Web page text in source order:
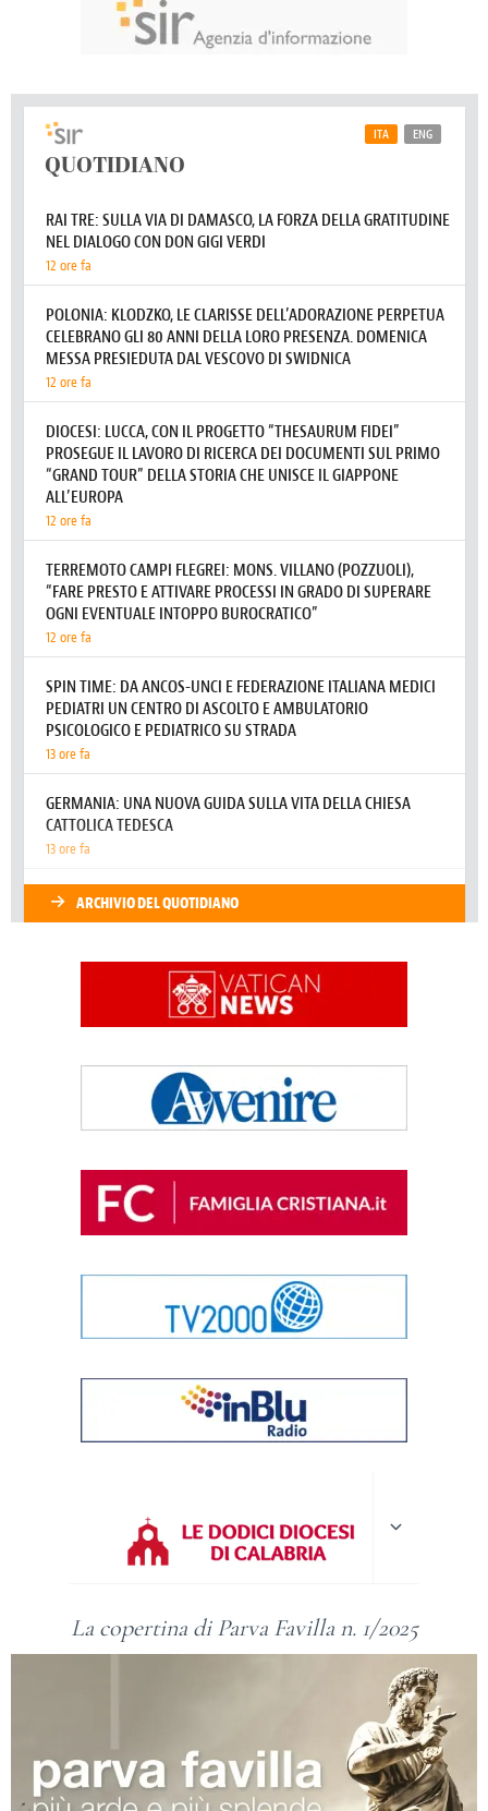
figlio
La copertina di Parva Favilla n. 1/2025